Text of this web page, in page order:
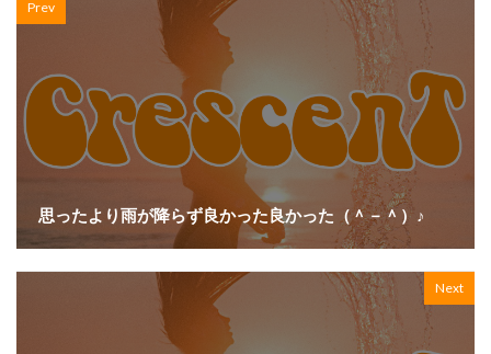
Prev
思ったより雨が降らず良かった良かった（＾－＾）♪
Next